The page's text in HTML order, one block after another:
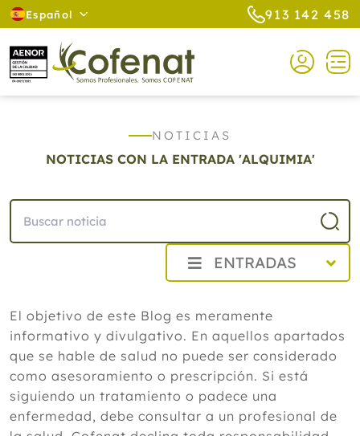
Español 913 142 458
NOTICIAS
NOTICIAS CON LA ENTRADA 'ALQUIMIA'
ENTRADAS
Agosto
Cistitis en verano: cinco remedios
naturales para aliviar los síntomas,
según un experto
Julio
Junio
Mayo
El objetivo de este Blog es meramente
informativo y divulgativo. En aquellos apartados
que se hable de salud no puede ser considerado
como asesoramiento o prescripción. Si está
siguiendo un tratamiento o padece una
enfermedad, debe consultar a un profesional de